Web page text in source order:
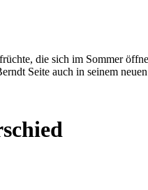
die sich im Sommer
Seite auch in seinem